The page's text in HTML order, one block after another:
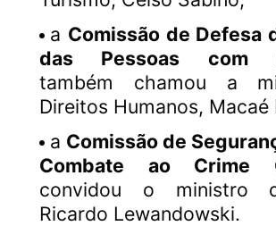
a Comissão de Defesa
das Pessoas com
também chamou a
Direitos Humanos, Macaé
a Comissão de
Combate ao Crime
convidou o ministro
Ricardo Lewandowski.